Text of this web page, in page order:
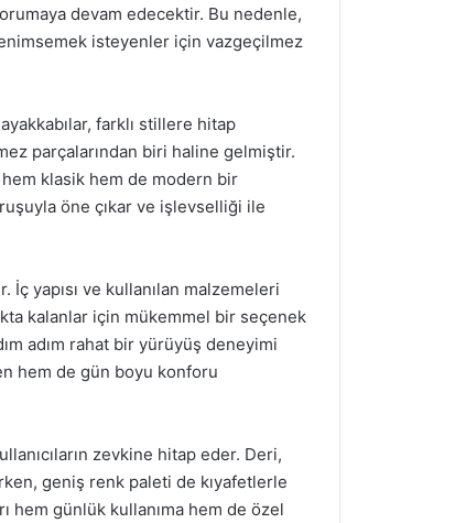
devam edecektir. Bu nedenle,
isteyenler için vazgeçilmez
farklı stillere hitap
parçalarından biri haline gelmiştir.
hem klasik hem de modern bir
öne çıkar ve işlevselliği ile
yapısı ve kullanılan malzemeleri
kalanlar için mükemmel bir seçenek
adım rahat bir yürüyüş deneyimi
hem de gün boyu konforu
zevkine hitap eder. Deri,
geniş renk paleti de kıyafetlerle
hem günlük kullanıma hem de özel